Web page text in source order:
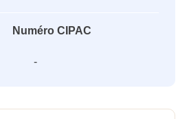
Numéro CIPAC
-